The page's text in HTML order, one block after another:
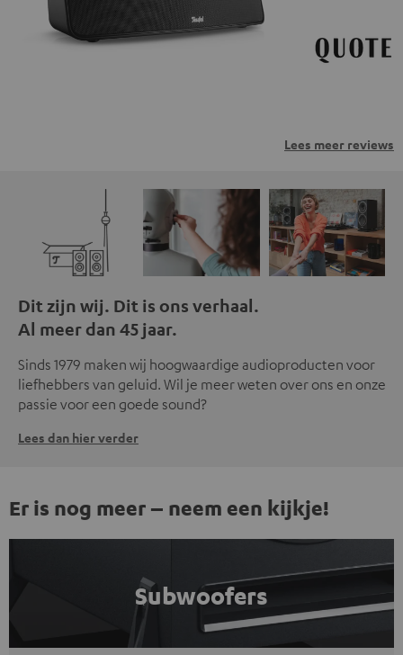
Lees meer reviews
Dit zijn wij. Dit is ons verhaal.
Al meer dan 45 jaar.
Sinds 1979 maken wij hoogwaardige audioproducten voor
liefhebbers van geluid. Wil je meer weten over ons en onze
passie voor een goede sound?
Lees dan hier verder
Er is nog meer – neem een kijkje!
Subwoofers